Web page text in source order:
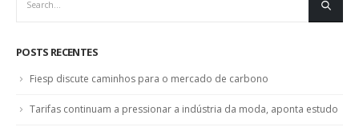
POSTS RECENTES
Fiesp discute caminhos para o mercado de carbono
Tarifas continuam a pressionar a indústria da moda, aponta estudo